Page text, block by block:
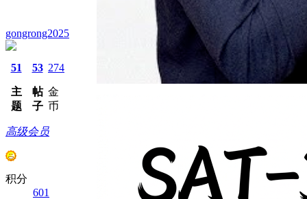
gongrong2025
51
主
题
53
帖
子
274
金
币
高级会员
积分
601